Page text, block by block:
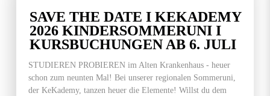
SAVE THE DATE I KEKADEMY
2026 KINDERSOMMERUNI I
KURSBUCHUNGEN AB 6. JULI
STUDIEREN PROBIEREN im Alten Krankenhaus - heuer
schon zum neunten Mal! Bei unserer regionalen Sommeruni,
der KeKademy, tanzen heuer die Elemente! Willst du dem